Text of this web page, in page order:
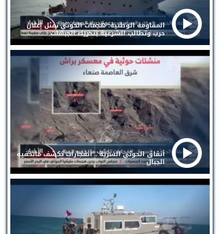
المقاومة الوطنية: هجمات الحوثي تمثل إعلان
حرب وتطالب الشرعية بتحريك الجبهات
أنفاق الحوثي السرية .. انفجارات تكشف ماتخفيه
الجبال